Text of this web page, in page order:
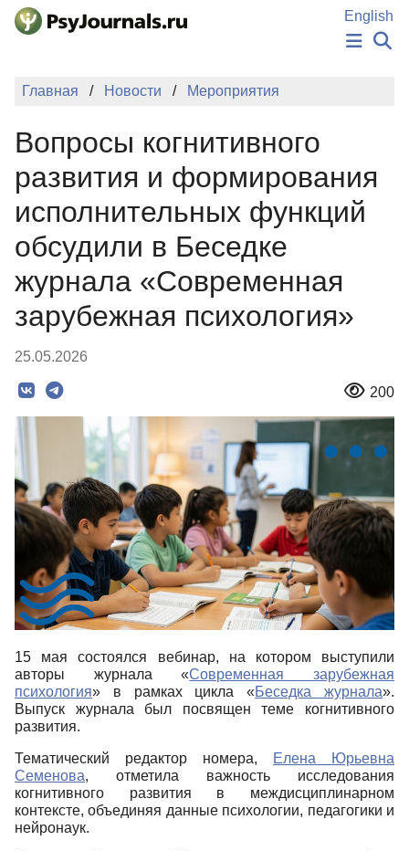
Перейти к основному содержанию
English
НОВОСТИ
ПОДАТЬ РУКОПИСЬ
БАЗА ЗНАНИЙ
КЛЮЧЕВЫЕ СЛОВА
Регистрация
Вход
Главная Новости Мероприятия
Вопросы когнитивного
развития и формирования
исполнительных функций
обсудили в Беседке
журнала «Современная
зарубежная психология»
25.05.2026
200
15 мая состоялся вебинар, на котором выступили
авторы журнала «Современная зарубежная
психология» в рамках цикла «Беседка журнала».
Выпуск журнала был посвящен теме когнитивного
развития.
Тематический редактор номера,
Елена Юрьевна
Семенова, отметила важность исследования
когнитивного развития в междисциплинарном
контексте, объединяя данные психологии, педагогики и
нейронаук.